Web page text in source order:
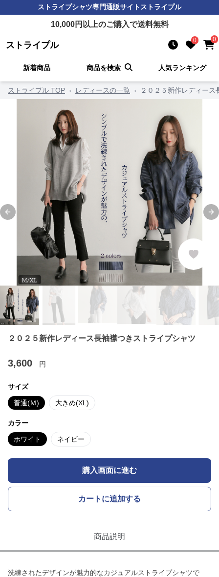
ストライプシャツ専門通販サイト ストライプル
10,000円以上のご購入で送料無料
ストライプル 0 0
新着商品 商品を検索 人気ランキング
ストライプル TOP › レディースの一覧 › ２０２５新作レディー
Previous slide
２０２５新作レディース長袖襟つきストライプシャツ
3,600 円
サイズ
普通(Ｍ) 大きめ(XL)
カラー
ホワイト ネイビー
購入画面に進む
カートに追加する
商品説明
洗練されたデザインが魅力的なカジュアルストライプシャツで